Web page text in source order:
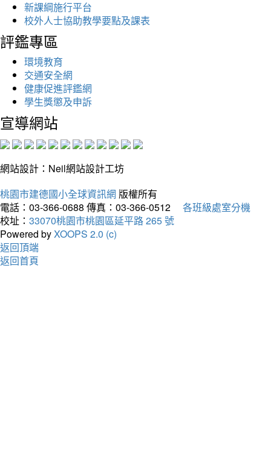
新課綱施行平台
校外人士協助教學要點及課表
評鑑專區
環境教育
交通安全網
健康促進評鑑網
學生獎懲及申訴
宣導網站
網站設計：Neil網站設計工坊
桃園市建德國小全球資訊網 版權所有
電話：03-366-0688 傳真：03-366-0512
各班級處室分機
校址： 33070桃園市桃園區延平路 265 號
Powered byXOOPS 2.0 (c)
返回頂端
返回首頁